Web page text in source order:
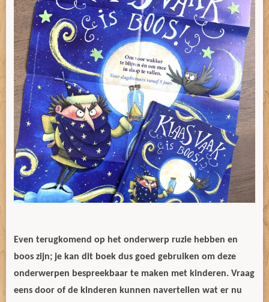
Even terugkomend op het onderwerp ruzie hebben en
boos zijn; je kan dit boek dus goed gebruiken om deze
onderwerpen bespreekbaar te maken met kinderen. Vraag
eens door of de kinderen kunnen navertellen wat er nu